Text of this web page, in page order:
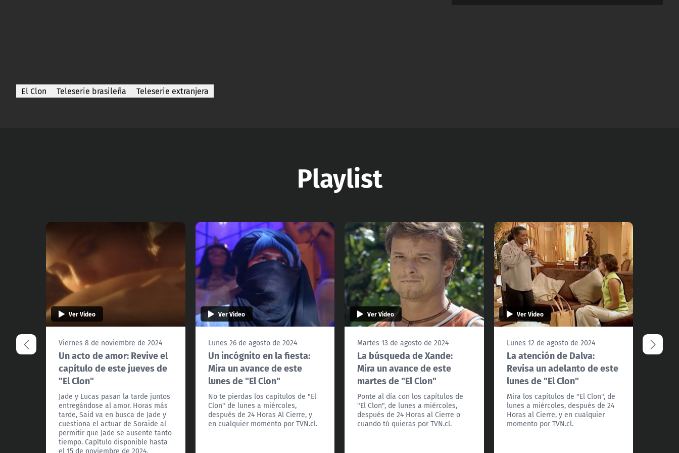
El Clon Teleserie brasileña Teleserie extranjera
Playlist
Ver Video
Viernes 8 de noviembre de 2024
Un acto de amor: Revive el
capítulo de este jueves de
"El Clon"
Jade y Lucas pasan la tarde juntos
entregándose al amor. Horas más
tarde, Said va en busca de Jade y
cuestiona el actuar de Soraide al
permitir que Jade se ausente tanto
tiempo. Capítulo disponible hasta
Ver Video
Lunes 26 de agosto de 2024
Un incógnito en la fiesta:
Mira un avance de este
lunes de "El Clon"
No te pierdas los capítulos de "El
Clon" de lunes a miércoles,
después de 24 Horas Al Cierre, y
en cualquier momento por TVN.cl.
Ver Video
Martes 13 de agosto de 2024
La búsqueda de Xande:
Mira un avance de este
martes de "El Clon"
Ponte al día con los capítulos de
"El Clon", de lunes a miércoles,
después de 24 Horas al Cierre o
cuando tú quieras por TVN.cl.
Ver Video
Lunes 12 de agosto de 2024
La atención de Dalva:
Revisa un adelanto de este
lunes de "El Clon"
Mira los capítulos de "El Clon", de
lunes a miércoles, después de 24
Horas al Cierre, y en cualquier
momento por TVN.cl.
La